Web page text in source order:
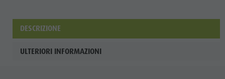
Località e dintorni
Sentieri tematici
Mobilità locale
Visite guidate
DESCRIZIONE
ULTERIORI INFORMAZIONI